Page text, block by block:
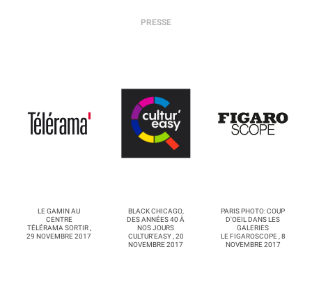
PRESSE
LE GAMIN AU
CENTRE
TÉLÉRAMA SORTIR ,
29 NOVEMBRE 2017
BLACK CHICAGO,
DES ANNÉES 40 À
NOS JOURS
CULTUR'EASY , 20
NOVEMBRE 2017
PARIS PHOTO: COUP
D'OEIL DANS LES
GALERIES
LE FIGAROSCOPE , 8
NOVEMBRE 2017